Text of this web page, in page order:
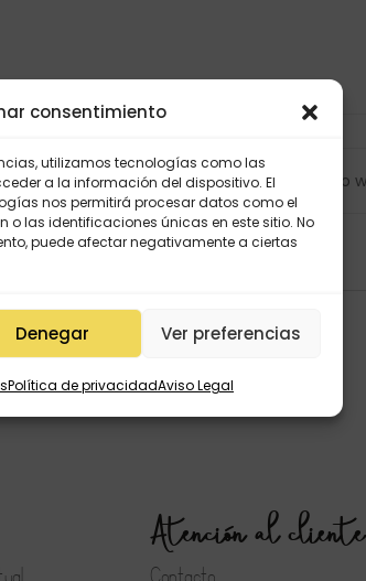
consentimiento
utilizamos tecnologías como las
a la información del dispositivo. El
nos permitirá procesar datos como el
las identificaciones únicas en este sitio. No
puede afectar negativamente a ciertas
Denegar Ver preferencias
Política de privacidadAviso Legal
Atención al cliente